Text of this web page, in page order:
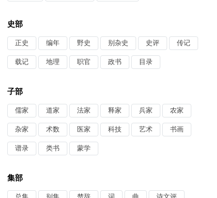
史部
正史 编年 野史 别杂史 史评 传记
载记 地理 职官 政书 目录
子部
儒家 道家 法家 释家 兵家 农家
杂家 术数 医家 科技 艺术 书画
谱录 类书 蒙学
集部